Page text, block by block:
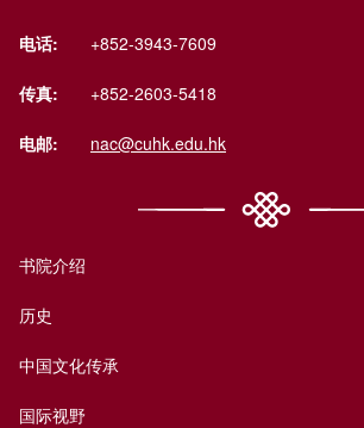
电话: +852-3943-7609
传真: +852-2603-5418
电邮: nac@cuhk.edu.hk
书院介绍
历史
中国文化传承
国际视野